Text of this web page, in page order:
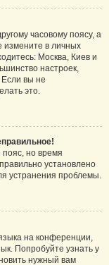
часовому поясу, а
измените в личных
Москва, Киев и
настроек,
Если вы не
это.
пояс, но время
установлено
устранения проблемы.
на конференции,
Попробуйте узнать у
нужный вам